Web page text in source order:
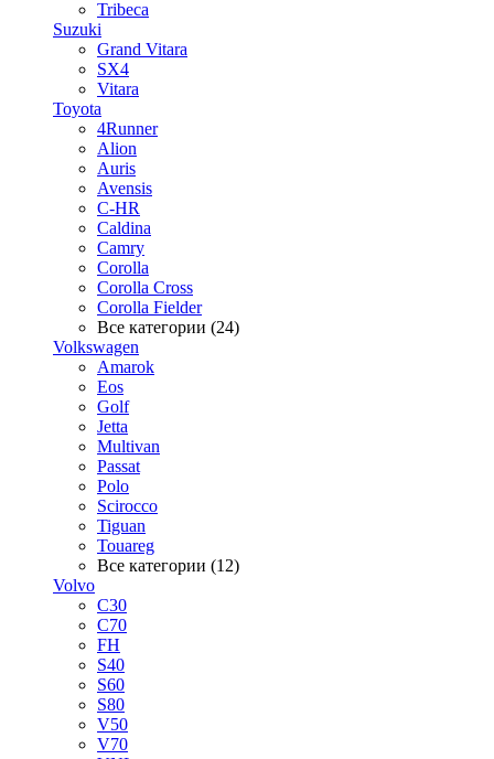
Tribeca
Suzuki
Grand Vitara
SX4
Vitara
Toyota
4Runner
Alion
Auris
Avensis
C-HR
Caldina
Camry
Corolla
Corolla Cross
Corolla Fielder
Все категории (24)
Volkswagen
Amarok
Eos
Golf
Jetta
Multivan
Passat
Polo
Scirocco
Tiguan
Touareg
Все категории (12)
Volvo
C30
C70
FH
S40
S60
S80
V50
V70